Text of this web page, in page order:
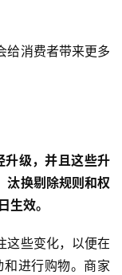
给消费者带来更多
级，并且这些升
汰换剔除规则和权
效。
这些变化，以便在
进行购物。商家